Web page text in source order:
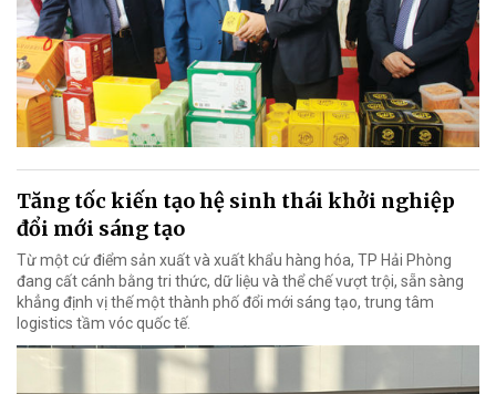
Tăng tốc kiến tạo hệ sinh thái khởi nghiệp
đổi mới sáng tạo
Từ một cứ điểm sản xuất và xuất khẩu hàng hóa, TP Hải Phòng
đang cất cánh bằng tri thức, dữ liệu và thể chế vượt trội, sẵn sàng
khẳng định vị thế một thành phố đổi mới sáng tạo, trung tâm
logistics tầm vóc quốc tế.